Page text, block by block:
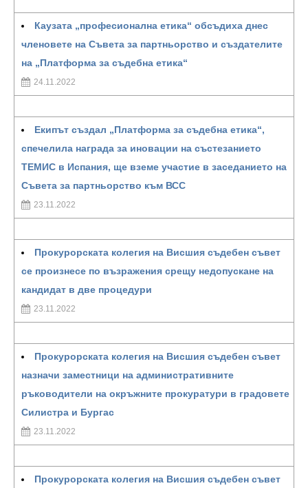
Каузата „професионална етика“ обсъдиха днес
членовете на Съвета за партньорство и създателите
на „Платформа за съдебна етика“
24.11.2022
Екипът създал „Платформа за съдебна етика“,
спечелила награда за иновации на състезанието
ТЕМИС в Испания, ще вземе участие в заседанието на
Съвета за партньорство към ВСС
23.11.2022
Прокурорската колегия на Висшия съдебен съвет
се произнесе по възражения срещу недопускане на
кандидат в две процедури
23.11.2022
Прокурорската колегия на Висшия съдебен съвет
назначи заместници на административните
ръководители на окръжните прокуратури в градовете
Силистра и Бургас
23.11.2022
Прокурорската колегия на Висшия съдебен съвет